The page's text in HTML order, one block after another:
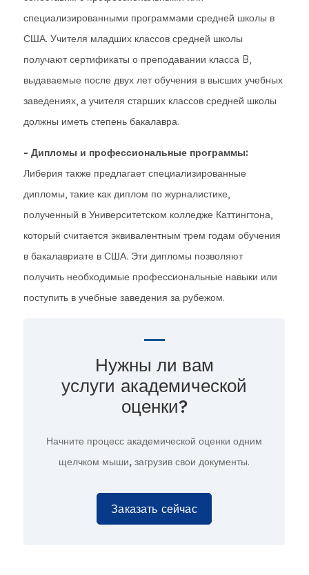
специализированными программами средней школы в
США. Учителя младших классов средней школы
получают сертификаты о преподавании класса B,
выдаваемые после двух лет обучения в высших учебных
заведениях, а учителя старших классов средней школы
должны иметь степень бакалавра.
- Дипломы и профессиональные программы:
Либерия также предлагает специализированные
дипломы, такие как диплом по журналистике,
полученный в Университетском колледже Каттингтона,
который считается эквивалентным трем годам обучения
в бакалавриате в США. Эти дипломы позволяют
получить необходимые профессиональные навыки или
поступить в учебные заведения за рубежом.
Нужны ли вам
услуги академической
оценки?
Начните процесс академической оценки одним
щелчком мыши, загрузив свои документы.
Заказать сейчас